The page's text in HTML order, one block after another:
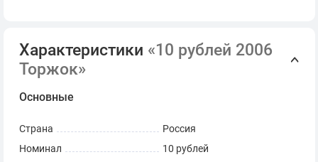
Характеристики «10 рублей 2006
Торжок»
Основные
Страна
Россия
Номинал
10 рублей